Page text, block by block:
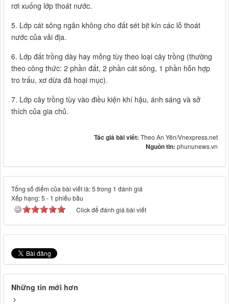
rơi xuống lớp thoát nước.
5. Lớp cát sông ngăn không cho đất sét bịt kín các lỗ thoát
nước của vải địa.
6. Lớp đất trồng dày hay mỏng tùy theo loại cây trồng (thường
theo công thức: 2 phần đất, 2 phần cát sông, 1 phần hỗn hợp
tro trấu, xơ dừa đã hoại mục).
7. Lớp cây trồng tùy vào điều kiện khí hậu, ánh sáng và sở
thích của gia chủ.
Tác giả bài viết: Theo An Yên/Vnexpress.net
Nguồn tin: phununews.vn
Tổng số điểm của bài viết là: 5 trong 1 đánh giá
Xếp hạng:5 - 1 phiếu bầu
Click để đánh giá bài viết
Những tin mới hơn